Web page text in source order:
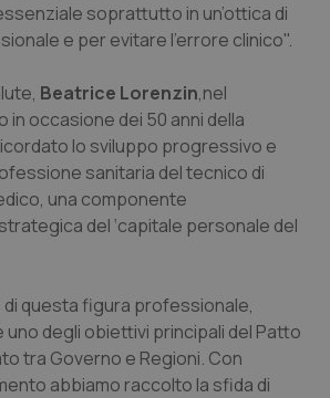
Nutrizione
soprattutto in un’ottica di
e per evitare l’errore clinico".
Beatrice Lorenzin,nel
in occasione dei 50 anni della
lo sviluppo progressivo e
sanitaria del tecnico di
una componente
del ‘capitale personale del
di questa figura professionale,
uno degli obiettivi principali del Patto
tra Governo e Regioni. Con
abbiamo raccolto la sfida di